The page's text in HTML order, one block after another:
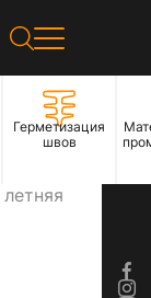
Герметизация
швов